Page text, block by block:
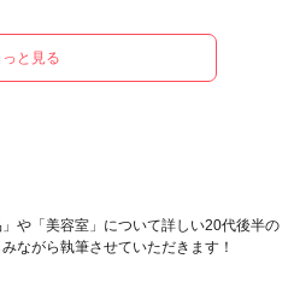
っと見る
」や「美容室」について詳しい20代後半の
ながら執筆させていただきます！